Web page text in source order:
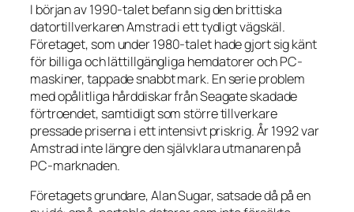
I början av 1990-talet befann sig den brittiska
datortillverkaren Amstrad i ett tydligt vägskäl.
Företaget, som under 1980-talet hade gjort sig känt
för billiga och lättillgängliga hemdatorer och PC-
maskiner, tappade snabbt mark. En serie problem
med opålitliga hårddiskar från Seagate skadade
förtroendet, samtidigt som större tillverkare
pressade priserna i ett intensivt priskrig. År 1992 var
Amstrad inte längre den självklara utmanaren på
PC-marknaden.
Företagets grundare, Alan Sugar, satsade då på en